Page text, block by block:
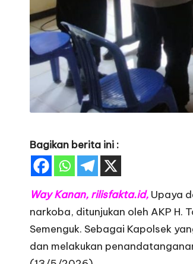
Bagikan berita ini :
Way Kanan, rilisfakta.id, Upaya
narkoba, ditunjukan oleh AKP H.
Semenguk. Sebagai Kapolsek
dan melakukan